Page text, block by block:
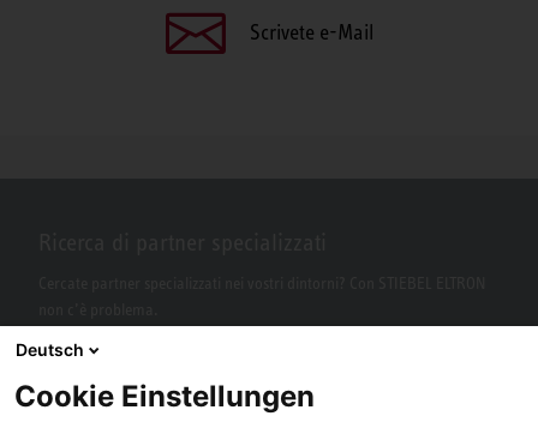
Scrivete e-Mail
Deutsch
Cookie Einstellungen